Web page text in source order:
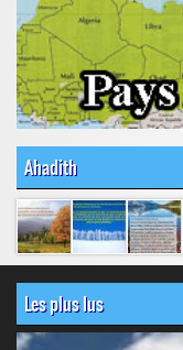
Ahadith
Les plus lus